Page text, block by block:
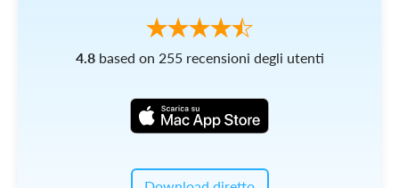
4.8based on 255 recensioni degli utenti